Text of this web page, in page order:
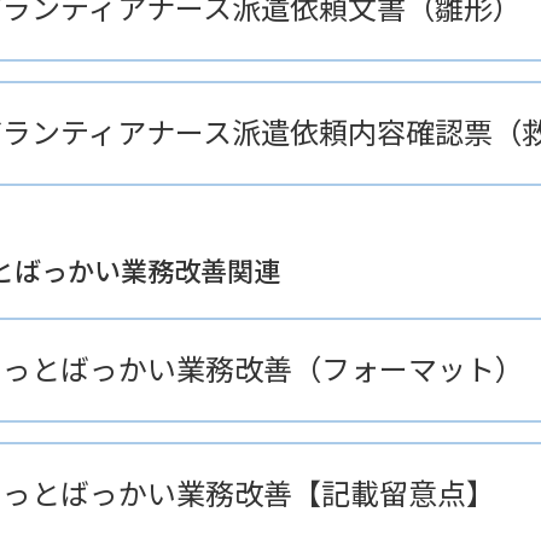
ンティアナース派遣依頼内容確認票（
ばっかい業務改善関連
とばっかい業務改善（フォーマット）
とばっかい業務改善【記載留意点】